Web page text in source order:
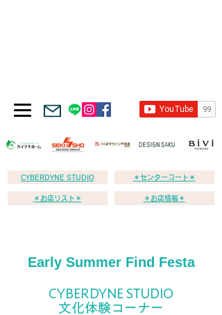
CYBERDYNE STUDIO
＊お店リスト＊
＊センターコート＊
＊お店情報＊
Early Summer Find Festa
CYBERDYNE STUDIO
​文化体験コーナー